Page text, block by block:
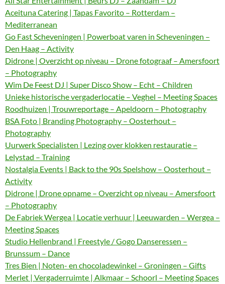
Aceituna Catering | Tapas Favorito – Rotterdam –
Mediterranean
Go Fast Scheveningen | Powerboat varen in Scheveningen –
Den Haag – Activity
Didrone | Overzicht op niveau – Drone fotograaf – Amersfoort
– Photography
Wim De Feest DJ | Super Disco Show – Echt – Children
Unieke historische vergaderlocatie – Veghel – Meeting Spaces
Roodhuizen | Trouwreportage – Apeldoorn – Photography
BSA Foto | Branding Photography – Oosterhout –
Photography
Uurwerk Specialisten | Lezing over klokken restauratie –
Lelystad – Training
Nostalgia Events | Back to the 90s Spelshow – Oosterhout –
Activity
Didrone | Drone opname – Overzicht op niveau – Amersfoort
– Photography
De Fabriek Wergea | Locatie verhuur | Leeuwarden – Wergea –
Meeting Spaces
Studio Hellenbrand | Freestyle / Gogo Danseressen –
Brunssum – Dance
Tres Bien | Noten- en chocoladewinkel – Groningen – Gifts
Merlet | Vergaderruimte | Alkmaar – Schoorl – Meeting Spaces